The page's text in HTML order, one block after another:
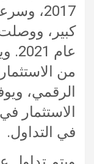
2017،
كبير،
من
الرقمي،
الاستثمار
في التداول.